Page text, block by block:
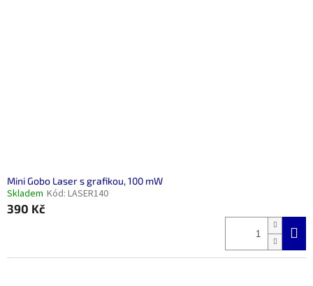
Mini Gobo Laser s grafikou, 100 mW
Skladem Kód: LASER140
390 Kč